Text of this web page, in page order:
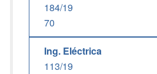
184/19
70
Ing. Eléctrica
113/19